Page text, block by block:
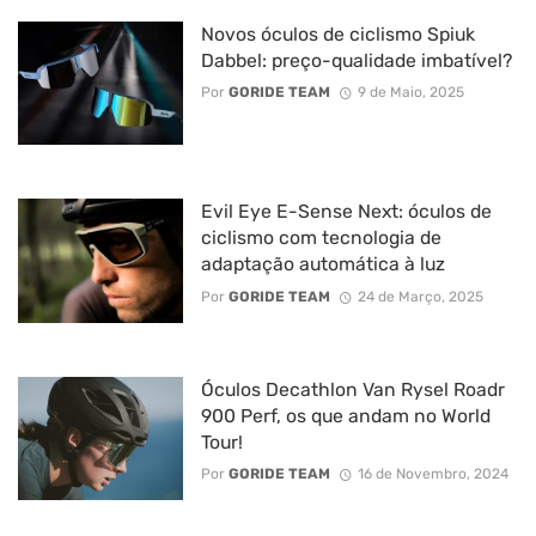
Novos óculos de ciclismo Spiuk
Dabbel: preço-qualidade imbatível?
Por GORIDE TEAM 9 de Maio, 2025
Evil Eye E-Sense Next: óculos de
ciclismo com tecnologia de
adaptação automática à luz
Por GORIDE TEAM 24 de Março, 2025
Óculos Decathlon Van Rysel Roadr
900 Perf, os que andam no World
Tour!
Por GORIDE TEAM 16 de Novembro, 2024